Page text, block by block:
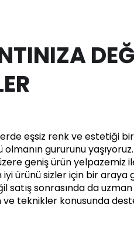
eşsiz renk ve estetiği
gururunu
geniş ürün yelpazemiz
ürünü sizler için bir araya
satış sonrasında da
ve teknikler konusunda